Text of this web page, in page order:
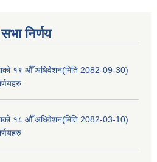
निर्णय
१९ औँ अधिवेशन(मिति 2082-09-30)
१८ औँ अधिवेशन(मिति 2082-03-10)